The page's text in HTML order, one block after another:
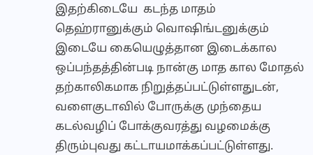
இதற்கிடையே கடந்த மாதம்
தெஹ்ரானுக்கும் வொஷிங்டனுக்கும்
இடையே கையெழுத்தான இடைக்கால
ஒப்பந்தத்தின்படி நான்கு மாத கால மோதல்
தற்காலிகமாக நிறுத்தப்பட்டுள்ளதுடன்,
வளைகுடாவில் போருக்கு முந்தைய
கடல்வழிப் போக்குவரத்து வழமைக்கு
திரும்புவது கட்டாயமாக்கப்பட்டுள்ளது.